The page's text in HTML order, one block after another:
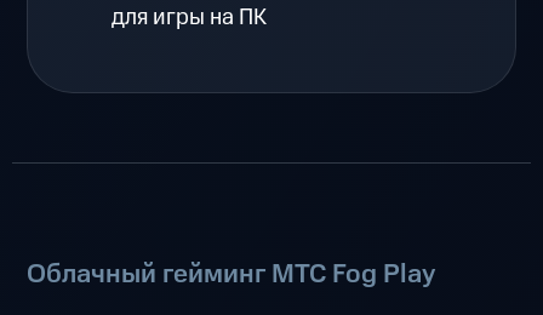
для игры на ПК
Облачный гейминг МТС Fog Play